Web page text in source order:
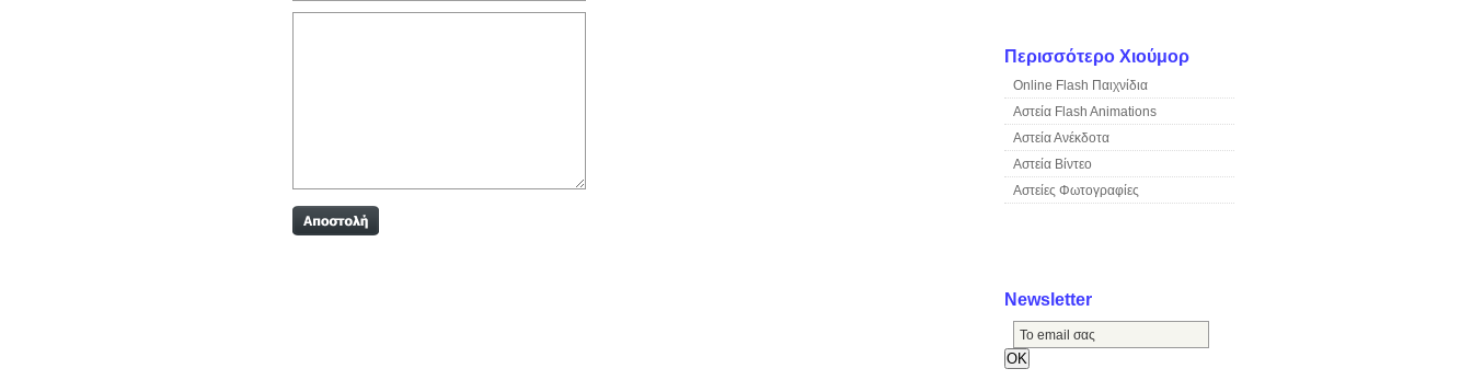
Περισσότερο Χιούμορ
Online Flash Παιχνίδια
Αστεία Flash Animations
Αστεία Ανέκδοτα
Αστεία Βίντεο
Αστείες Φωτογραφίες
Newsletter